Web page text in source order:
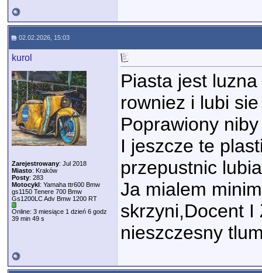
02.02.2026, 15:03
kurol
Zarejestrowany: Jul 2018
Miasto: Kraków
Posty: 283
Motocykl: Yamaha ttr600 Bmw
gs1150 Tenere 700 Bmw
Gs1200LC Adv Bmw 1200 RT
Online: 3 miesiące 1 dzień 6 godz
39 min 49 s
Piasta jest
rowniez i lubi
Poprawiony
I jeszcze te
przepustnic
Ja mialem
skrzyni,Docent I
nieszczesny